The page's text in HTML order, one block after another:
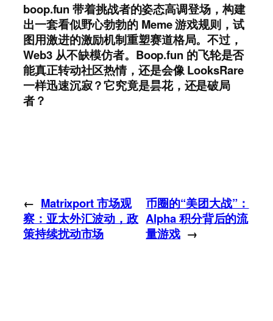
boop.fun 带着挑战者的姿态高调登场，构建
出一套看似野心勃勃的 Meme 游戏规则，试
图用激进的激励机制重塑赛道格局。不过，
Web3 从不缺模仿者。Boop.fun 的飞轮是否
能真正转动社区热情，还是会像 LooksRare
一样迅速沉寂？它究竟是昙花，还是破局
者？
← Matrixport 市场观
察：亚太外汇波动，政
策持续扰动市场
币圈的“美团大战”：
Alpha 积分背后的流
量游戏 →